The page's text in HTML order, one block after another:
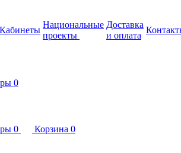
Кабинеты
Национальные
проекты
Доставка
и оплата
0
0 Корзина 0